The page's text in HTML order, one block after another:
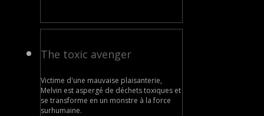
The toxic avenger
Victime d'une mauvaise plaisanterie,
Melvin est aspergé de déchets toxiques et
se transforme en un monstre à la force
surhumaine.